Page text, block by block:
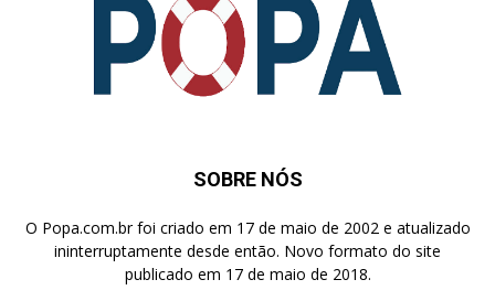
SOBRE NÓS
O Popa.com.br foi criado em 17 de maio de 2002 e atualizado
ininterruptamente desde então. Novo formato do site
publicado em 17 de maio de 2018.